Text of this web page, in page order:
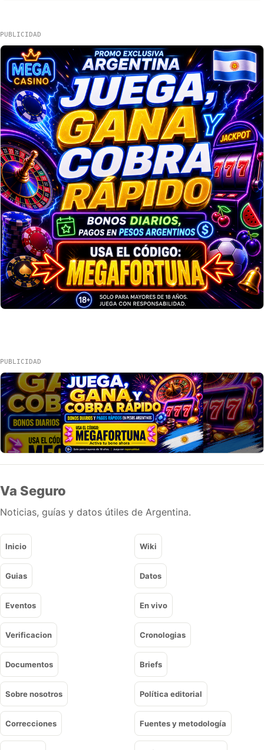
PUBLICIDAD
PUBLICIDAD
Va Seguro
Noticias, guías y datos útiles de Argentina.
Inicio Wiki
Guias Datos
Eventos En vivo
Verificacion Cronologias
Documentos Briefs
Sobre nosotros Política editorial
Correcciones Fuentes y metodología